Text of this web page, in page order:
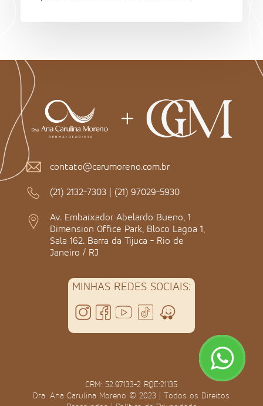
contato@carumoreno.com.br
(21) 2132-7303 | (21) 97029-5930
Av. Embaixador Abelardo Bueno, 1
Dimension Office Park, Bloco Lagoa 1,
Sala 162. Barra da Tijuca - Rio de
Janeiro / RJ
MINHAS REDES SOCIAIS:
CRM: 52.97133-2 RQE:21135
Dra. Ana Carulina Moreno © 2023 | Todos os Direitos